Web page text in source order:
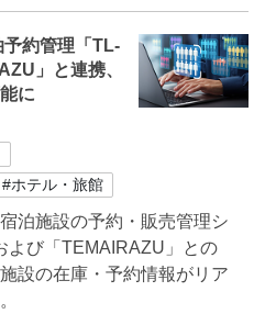
約管理「TL-
」と連携、
に
#ホテル・旅館
泊施設の予約・販売管理シ
よび「TEMAIRAZU」との
設の在庫・予約情報がリア